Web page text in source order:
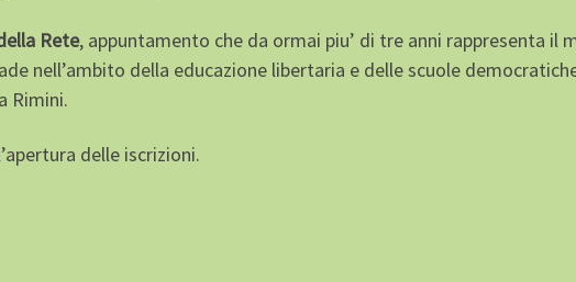
Rete, appuntamento che da ormai piu’ di tre anni rappresenta il
nell’ambito della educazione libertaria e delle scuole
Rimini.
delle iscrizioni.